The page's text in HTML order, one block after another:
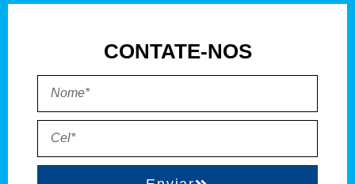
CONTATE-NOS